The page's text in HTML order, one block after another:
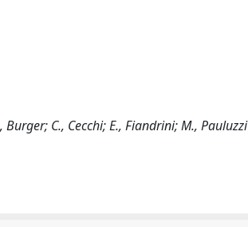
C., Cecchi; E., Fiandrini; M., Pauluzzi